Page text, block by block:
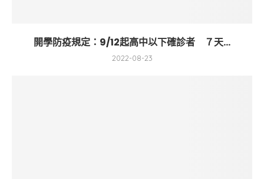
開學防疫規定：9/12起高中以下確診者 ７天...
2022-08-23